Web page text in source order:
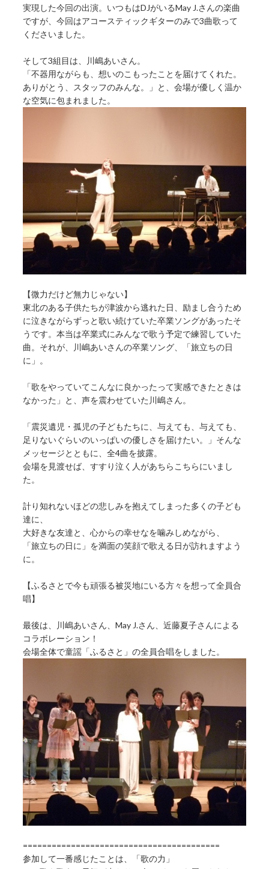
実現した今回の出演。いつもはDJがいるMay J.さんの楽曲
ですが、今回はアコースティックギターのみで3曲歌って
くださいました。
そして3組目は、川嶋あいさん。
「不器用ながらも、想いのこもったことを届けてくれた。
ありがとう、スタッフのみんな。」と、会場が優しく温か
な空気に包まれました。
【微力だけど無力じゃない】
東北のある子供たちが津波から逃れた日、励まし合うため
に泣きながらずっと歌い続けていた卒業ソングがあったそ
うです。本当は卒業式にみんなで歌う予定で練習していた
曲。それが、川嶋あいさんの卒業ソング、「旅立ちの日
に」。
「歌をやっていてこんなに良かったって実感できたときは
なかった」と、声を震わせていた川嶋さん。
「震災遺児・孤児の子どもたちに、与えても、与えても、
足りないぐらいのいっぱいの優しさを届けたい。」そんな
メッセージとともに、全4曲を披露。
会場を見渡せば、すすり泣く人があちらこちらにいまし
た。
計り知れないほどの悲しみを抱えてしまった多くの子ども
達に、
大好きな友達と、心からの幸せなを噛みしめながら、
「旅立ちの日に」を満面の笑顔で歌える日が訪れますよう
に。
【ふるさとで今も頑張る被災地にいる方々を想って全員合
唱】
最後は、川嶋あいさん、May J.さん、近藤夏子さんによる
コラボレーション！
会場全体で童謡「ふるさと」の全員合唱をしました。
=========================================
参加して一番感じたことは、「歌の力」